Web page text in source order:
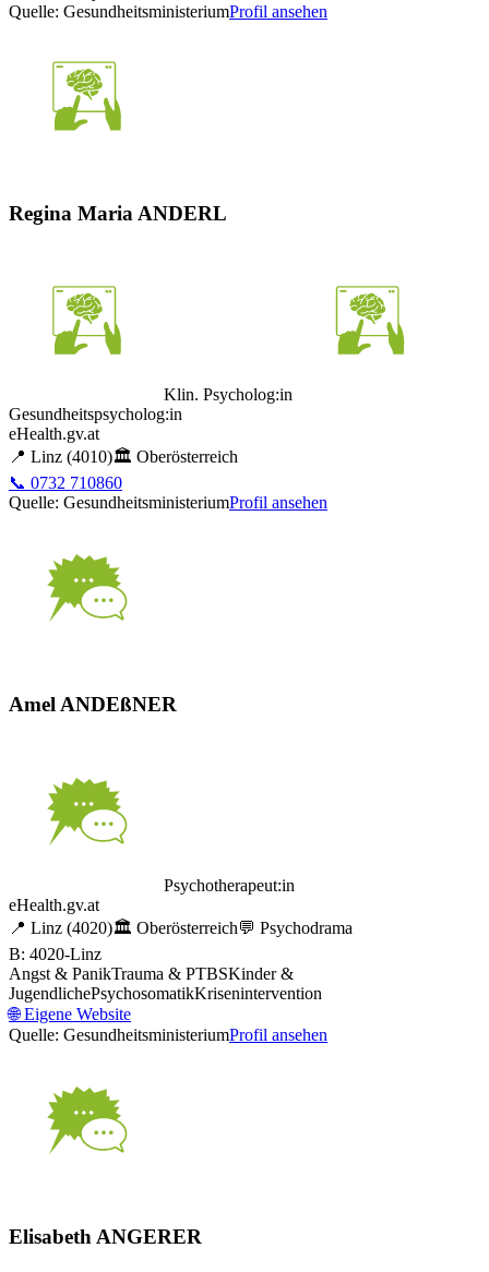
Quelle: GesundheitsministeriumProfil ansehen
Regina Maria ANDERL
Klin. Psycholog:in
Gesundheitspsycholog:in
eHealth.gv.at
📍 Linz (4010)🏛️ Oberösterreich
📞 0732 710860
Quelle: GesundheitsministeriumProfil ansehen
Amel ANDEßNER
Psychotherapeut:in
eHealth.gv.at
📍 Linz (4020)🏛️ Oberösterreich💬 Psychodrama
B: 4020-Linz
Angst & PanikTrauma & PTBSKinder &
JugendlichePsychosomatikKrisenintervention
🌐Eigene Website
Quelle: GesundheitsministeriumProfil ansehen
Elisabeth ANGERER